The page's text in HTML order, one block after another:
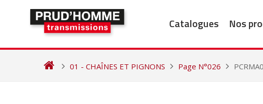
Catalogues Nos
01 - CHAÎNES ET PIGNONS Page N°026